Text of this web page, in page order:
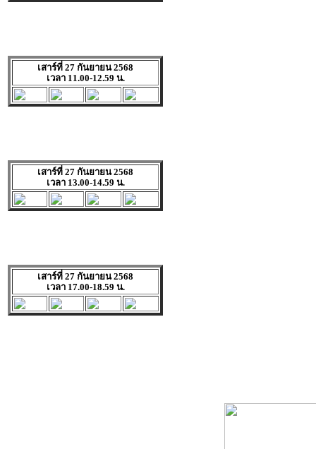
เสาร์ที่ 27 กันยายน 2568
เวลา 11.00-12.59 น.
เสาร์ที่ 27 กันยายน 2568
เวลา 13.00-14.59 น.
เสาร์ที่ 27 กันยายน 2568
เวลา 17.00-18.59 น.